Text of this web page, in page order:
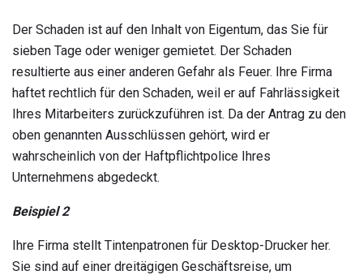
Der Schaden ist auf den Inhalt von Eigentum, das Sie für
sieben Tage oder weniger gemietet. Der Schaden
resultierte aus einer anderen Gefahr als Feuer. Ihre Firma
haftet rechtlich für den Schaden, weil er auf Fahrlässigkeit
Ihres Mitarbeiters zurückzuführen ist. Da der Antrag zu den
oben genannten Ausschlüssen gehört, wird er
wahrscheinlich von der Haftpflichtpolice Ihres
Unternehmens abgedeckt.
Beispiel 2
Ihre Firma stellt Tintenpatronen für Desktop-Drucker her.
Sie sind auf einer dreitägigen Geschäftsreise, um